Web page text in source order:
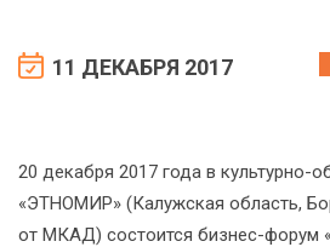
11 ДЕКАБРЯ 2017
20 декабря 2017 года в культурно-
«ЭТНОМИР» (Калужская область,
от МКАД) состоится бизнес-